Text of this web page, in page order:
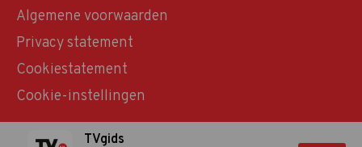
Algemene voorwaarden
Privacy statement
Cookiestatement
Cookie-instellingen
TVgids